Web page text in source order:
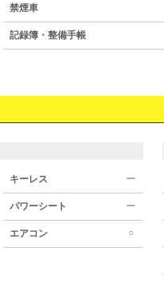
禁煙車
記録簿・整備手帳
キーレス ー
パワーシート ー
エアコン ○